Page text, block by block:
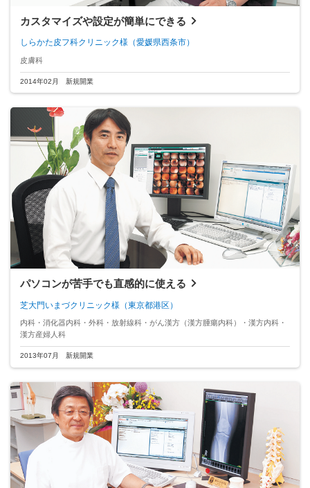
カスタマイズや設定が簡単にできる
しらかた皮フ科クリニック様 （愛媛県西条市）
皮膚科
2014年02月 新規開業
パソコンが苦手でも直感的に使える
芝大門いまづクリニック様 （東京都港区）
内科・消化器内科・外科・放射線科・がん漢方（漢方腫瘍内科）・漢方内科・
漢方産婦人科
2013年07月 新規開業